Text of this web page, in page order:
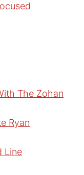
The Zohan
Ryan
Line